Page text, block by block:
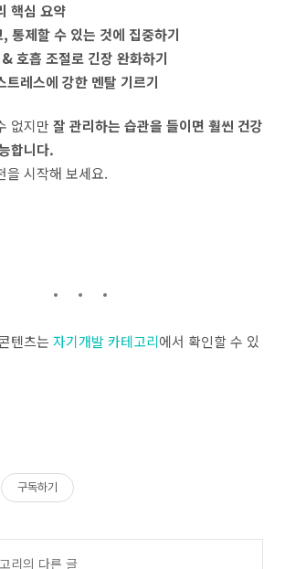
핵심 요약
통제할 수 있는 것에 집중하기
호흡 조절로 긴장 완화하기
트레스에 강한 멘탈 기르기
없지만 잘 관리하는 습관을 들이면 훨씬 건강
합니다.
을 시작해 보세요.
텐츠는 자기개발 카테고리에서 확인할 수 있
구독하기
리의 다른 글